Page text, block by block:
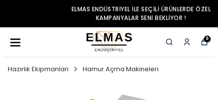
ELMAS ENDÜSTRIYEL ILE SEÇILI ÜRÜNLERDE ÖZEL
KAMPANYALAR SENI BEKLIYOR !
0
Hazırlık Ekipmanları Hamur Açma Makineleri